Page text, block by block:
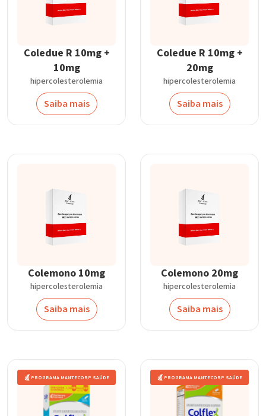
Coledue R 10mg +
10mg
hipercolesterolemia
Saiba mais
Coledue R 10mg +
20mg
hipercolesterolemia
Saiba mais
Colemono 10mg
hipercolesterolemia
Saiba mais
Colemono 20mg
hipercolesterolemia
Saiba mais
PROGRAMA MANTECORP SAÚDE PROGRAMA MANTECORP SAÚDE